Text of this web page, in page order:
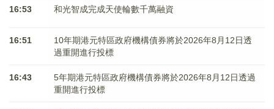
16:53 和光智成完成天使輪數千萬融資
16:51
10年期港元特區政府機構債券將於2026年8月12日透
過重開進行投標
16:43
5年期港元特區政府機構債券將於2026年8月12日透過
重開進行投標